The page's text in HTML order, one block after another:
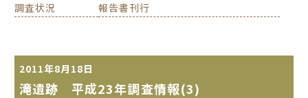
調査状況
報告書刊行
2011年8月18日
滝遺跡 平成23年調査情報(3)